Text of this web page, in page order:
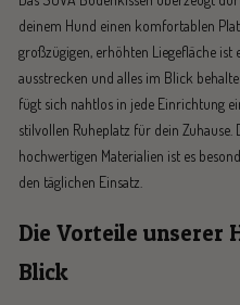
deinem Hund einen komfortablen
großzügigen, erhöhten Liegefläche ist
ausstrecken und alles im Blick
fügt sich nahtlos in jede Einrichtung
stilvollen Ruheplatz für dein
hochwertigen Materialien ist es
den täglichen Einsatz.
Die Vorteile unserer
Blick